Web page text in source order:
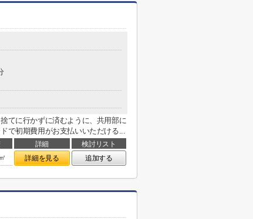
てに行かずに済むように、共用部に
で初期費用がお支払いいただける...
詳細
検討リスト
詳細を見る 追加する